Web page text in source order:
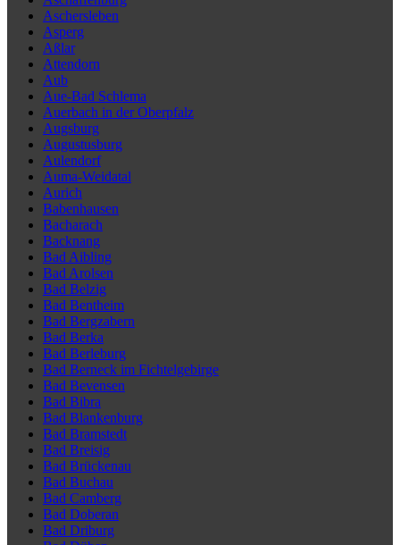
Aschersleben
Asperg
Aßlar
Attendorn
Aub
Aue-Bad Schlema
Auerbach in der Oberpfalz
Augsburg
Augustusburg
Aulendorf
Auma-Weidatal
Aurich
Babenhausen
Bacharach
Backnang
Bad Aibling
Bad Arolsen
Bad Belzig
Bad Bentheim
Bad Bergzabern
Bad Berka
Bad Berleburg
Bad Berneck im Fichtelgebirge
Bad Bevensen
Bad Bibra
Bad Blankenburg
Bad Bramstedt
Bad Breisig
Bad Brückenau
Bad Buchau
Bad Camberg
Bad Doberan
Bad Driburg